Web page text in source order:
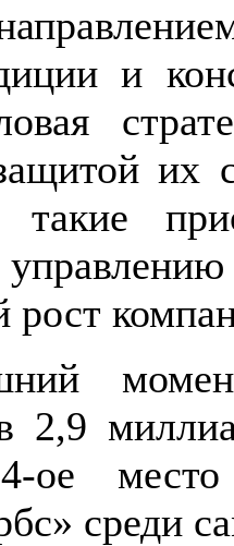
и
их
рост
2,9
ое
среди